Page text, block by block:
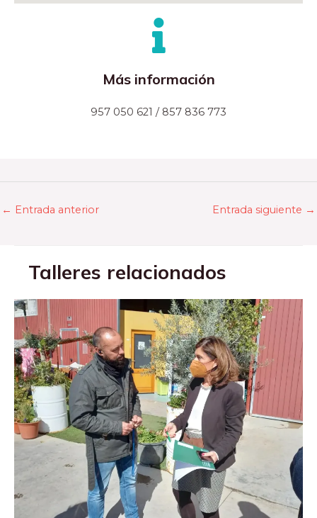
Más información
957 050 621 / 857 836 773
← Entrada anterior Entrada siguiente →
Talleres relacionados